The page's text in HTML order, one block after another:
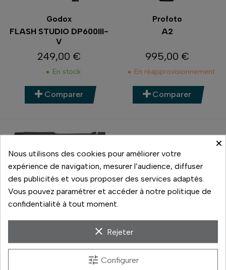
Godox
FLASH STUDIO DP600III-
V
Prix
249,00 €
En stock
Comparer
Profoto
A2
Prix
995,00 €
En réapprovisionnement
Comparer
Profoto Profoto
B10 PLUS DUO KIT
×
Nous utilisons des cookies pour améliorer votre
expérience de navigation, mesurer l’audience, diffuser
des publicités et vous proposer des services adaptés.
Vous pouvez paramétrer et accéder à notre politique de
confidentialité à tout moment.
clear Rejeter
tune Configurer